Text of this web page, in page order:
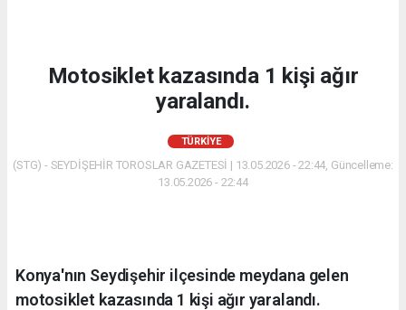
Motosiklet kazasında 1 kişi ağır
yaralandı.
TÜRKIYE
(STG) - SEYDİŞEHİR TOROSLAR GAZETESİ | 13.05.2026 - 22:44, Güncelleme:
13.05.2026 - 22:44
Konya'nın Seydişehir ilçesinde meydana gelen
motosiklet kazasında 1 kişi ağır yaralandı.